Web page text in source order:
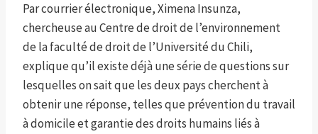
Par courrier électronique, Ximena Insunza,
chercheuse au Centre de droit de l’environnement
de la faculté de droit de l’Université du Chili,
explique qu’il existe déjà une série de questions sur
lesquelles on sait que les deux pays cherchent à
obtenir une réponse, telles que prévention du travail
à domicile et garantie des droits humains liés à